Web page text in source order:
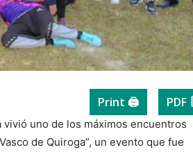
Print 🖨 PDF
vivió uno de los máximos encuentros
de Quiroga”, un evento que fue